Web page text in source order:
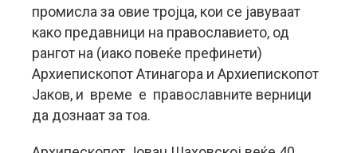
промисла за овие тројца, кои се јавуваат
како предавници на православието, од
рангот на (иако повеќе префинети)
Архиепископот Атинагора и Архиепископот
Јаков, и време е православните верници
да дознаат за тоа.